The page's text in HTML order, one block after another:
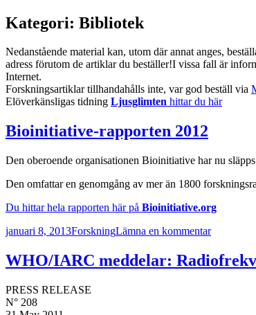
Kategori: Bibliotek
Nedanstående material kan, utom där annat anges,
adress förutom de artiklar du beställer!I vissa fall är
Internet.
Forskningsartiklar tillhandahålls inte, var god beställ via
Elöverkänsligas tidning Ljusglimten hittar du här
Bioinitiative-rapporten 2012
Den oberoende organisationen Bioinitiative har nu
Den omfattar en genomgång av mer än 1800
Du hittar hela rapporten här på Bioinitiative.org
Postat
januari 8, 2013Kategorier
ForskningLämna en kommentartill
rapporten
2012
WHO/IARC meddelar:
PRESS RELEASE
N° 208